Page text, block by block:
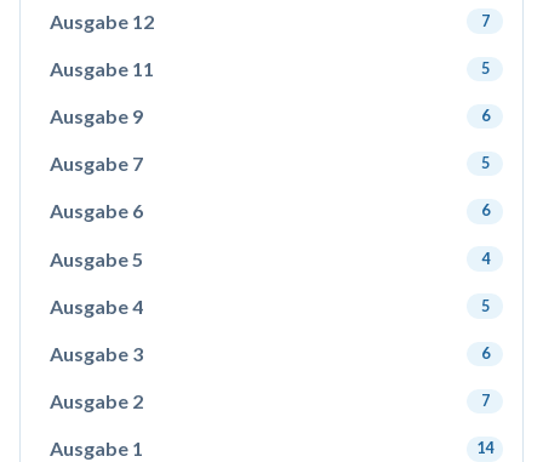
Ausgabe 12 7
Ausgabe 11 5
Ausgabe 9 6
Ausgabe 7 5
Ausgabe 6 6
Ausgabe 5 4
Ausgabe 4 5
Ausgabe 3 6
Ausgabe 2 7
Ausgabe 1 14